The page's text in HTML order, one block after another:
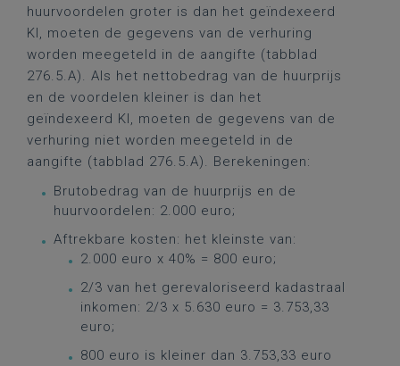
huurvoordelen groter is dan het geïndexeerd
KI, moeten de gegevens van de verhuring
worden meegeteld in de aangifte (tabblad
276.5.A). Als het nettobedrag van de huurprijs
en de voordelen kleiner is dan het
geïndexeerd KI, moeten de gegevens van de
verhuring niet worden meegeteld in de
aangifte (tabblad 276.5.A). Berekeningen:
Brutobedrag van de huurprijs en de
huurvoordelen: 2.000 euro;
Aftrekbare kosten: het kleinste van:
2.000 euro x 40% = 800 euro;
2/3 van het gerevaloriseerd kadastraal
inkomen: 2/3 x 5.630 euro = 3.753,33
euro;
800 euro is kleiner dan 3.753,33 euro